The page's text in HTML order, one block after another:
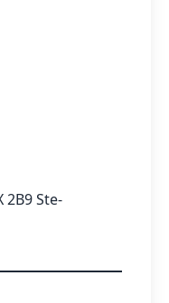
2B9 Ste-